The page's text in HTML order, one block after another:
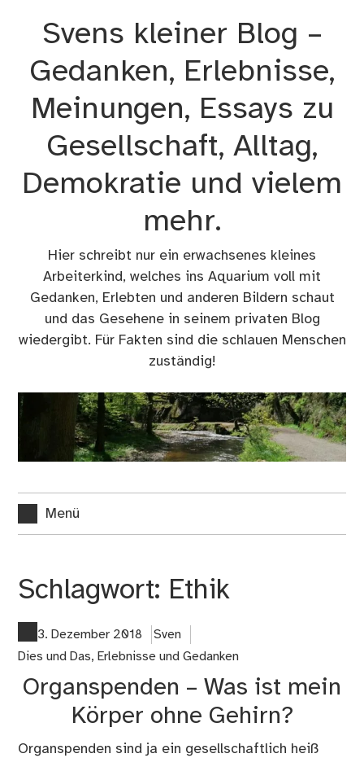
Svens kleiner Blog –
Gedanken, Erlebnisse,
Meinungen, Essays zu
Gesellschaft, Alltag,
Demokratie und vielem
mehr.
Hier schreibt nur ein erwachsenes kleines
Arbeiterkind, welches ins Aquarium voll mit
Gedanken, Erlebten und anderen Bildern schaut
und das Gesehene in seinem privaten Blog
wiedergibt. Für Fakten sind die schlauen Menschen
zuständig!
Menü
Schlagwort: Ethik
3. Dezember 2018
Sven
Dies und Das, Erlebnisse und Gedanken
Organspenden – Was ist mein
Körper ohne Gehirn?
Organspenden sind ja ein gesellschaftlich heiß